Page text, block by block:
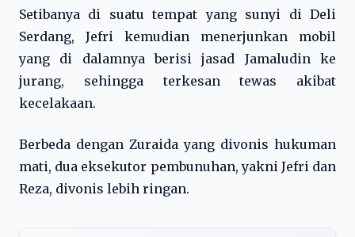
Setibanya di suatu tempat yang sunyi di Deli
Serdang, Jefri kemudian menerjunkan mobil
yang di dalamnya berisi jasad Jamaludin ke
jurang, sehingga terkesan tewas akibat
kecelakaan.
Berbeda dengan Zuraida yang divonis hukuman
mati, dua eksekutor pembunuhan, yakni Jefri dan
Reza, divonis lebih ringan.